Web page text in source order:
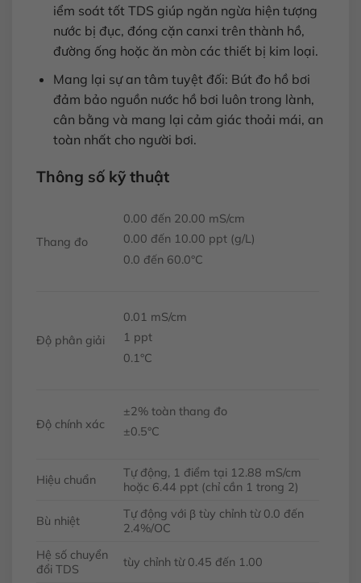
iểm soát tốt TDS giúp ngăn ngừa hiện tượng
nước bị đục, đóng cặn canxi trên thành hồ,
đường ống hoặc ăn mòn các thiết bị kim loại.
Mang lại sự an tâm tuyệt đối: Bút đo hồ bơi
đảm bảo nguồn nước hồ bơi luôn trong lành,
cân bằng và mang lại cảm giác thoải mái, an
toàn nhất cho người bơi.
Thông số kỹ thuật
Thang đo
0.00 đến 20.00 mS/cm
0.00 đến 10.00 ppt (g/L)
0.0 đến 60.0°C
Độ phân giải
0.01 mS/cm
1 ppt
0.1°C
Độ chính xác
±2% toàn thang đo
±0.5°C
Hiệu chuẩn
Tự động, 1 điểm tại 12.88 mS/cm
hoặc 6.44 ppt (chỉ cần 1 trong 2)
Bù nhiệt
Tự động với β tùy chỉnh từ 0.0 đến
2.4%/OC
Hệ số chuyển
đổi TDS
tùy chỉnh từ 0.45 đến 1.00